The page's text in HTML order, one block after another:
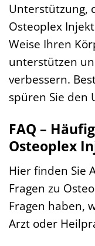
Unterstützung,
Osteoplex
Weise Ihren
unterstützen
verbessern.
spüren Sie den
FAQ –
Osteoplex
Hier finden Sie
Fragen zu
Fragen haben,
Arzt oder